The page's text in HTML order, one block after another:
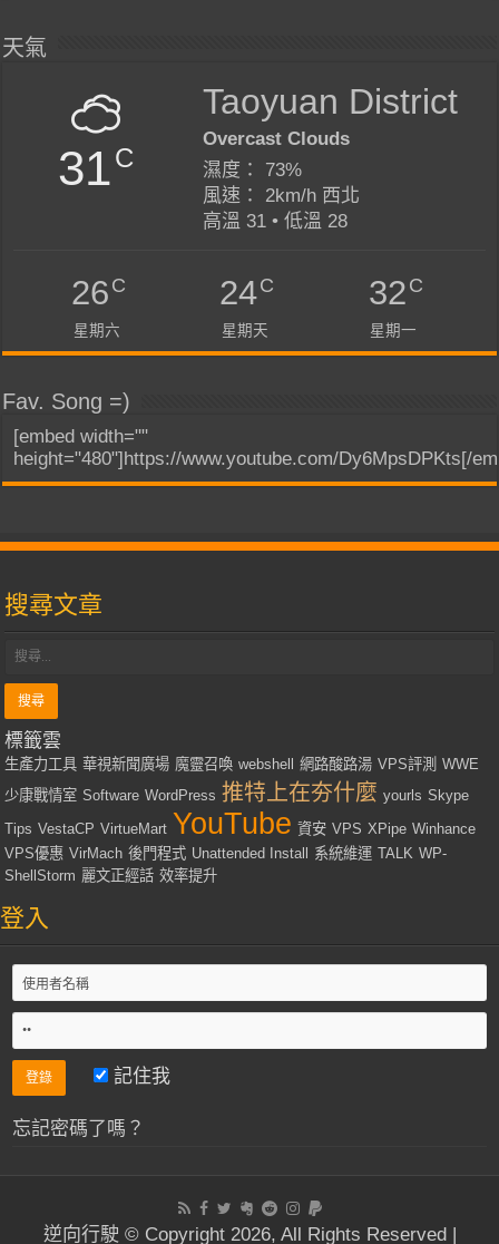
天氣
31C
Taoyuan District
Overcast Clouds
濕度： 73%
風速： 2km/h 西北
高溫 31 • 低溫 28
26C
星期六
24C
星期天
32C
星期一
Fav. Song =)
[embed width=""
height="480"]https://www.youtube.com/Dy6MpsDPKts[/
搜尋文章
標籤雲
生產力工具 華視新聞廣場 魔靈召喚 webshell 網路酸路湯 VPS評測 WWE
少康戰情室 Software WordPress 推特上在夯什麼 yourls Skype
Tips VestaCP VirtueMart YouTube 資安 VPS XPipe Winhance
VPS優惠 VirMach 後門程式 Unattended Install 系統維運 TALK WP-
ShellStorm 麗文正經話 效率提升
登入
記住我
忘記密碼了嗎？
逆向行駛 © Copyright 2026, All Rights Reserved |